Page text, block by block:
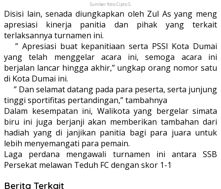
Sumber foto Cipto S.
Disisi lain, senada diungkapkan oleh Zul As yang meng
apresiasi kinerja panitia dan pihak yang terkait
terlaksannya turnamen ini.
” Apresiasi buat kepanitiaan serta PSSI Kota Dumai
yang telah menggelar acara ini, semoga acara ini
berjalan lancar hingga akhir,” ungkap orang nomor satu
di Kota Dumai ini.
” Dan selamat datang pada para peserta, serta junjung
tinggi sportifitas pertandingan,” tambahnya
Dalam kesempatan ini, Walikota yang bergelar simata
biru ini juga berjanji akan memberikan tambahan dari
hadiah yang di janjikan panitia bagi para juara untuk
lebih menyemangati para pemain.
Laga perdana mengawali turnamen ini antara SSB
Persekat melawan Teduh FC dengan skor 1-1
Berita Terkait